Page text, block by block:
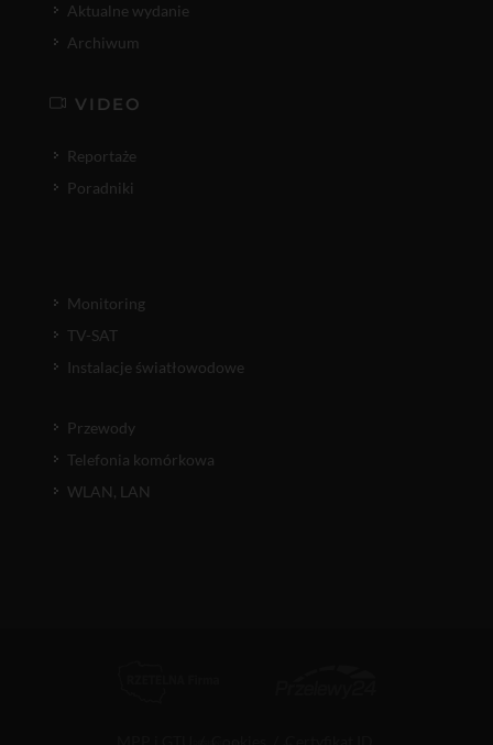
Aktualne wydanie
Archiwum
VIDEO
Reportaże
Poradniki
Monitoring
TV-SAT
Instalacje światłowodowe
Przewody
Telefonia komórkowa
WLAN, LAN